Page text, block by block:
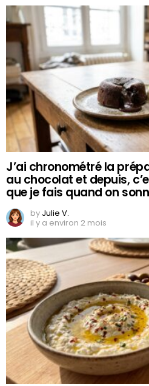
J’ai chronométré la
au chocolat et depuis,
que je fais quand on
by Julie V.
il y a environ 2 mois